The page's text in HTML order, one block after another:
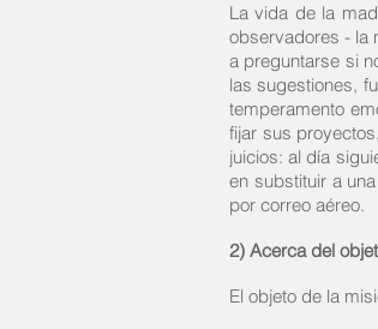
La vida de la
observadores - la
a preguntarse si
las sugestiones,
temperamento
fijar sus
juicios: al día
en substituir a
por correo aéreo.
2) Acerca del
El objeto de la